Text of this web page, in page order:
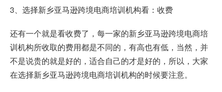
3、选择新乡亚马逊跨境电商培训机构看：收费
还有一个就是看收费了，每一家的新乡亚马逊跨境电商培
训机构所收取的费用都是不同的，有高也有低，当然，并
不是说贵的就是好的，适合自己的才是好的，所以，大家
在选择新乡亚马逊跨境电商培训机构的时候要注意。